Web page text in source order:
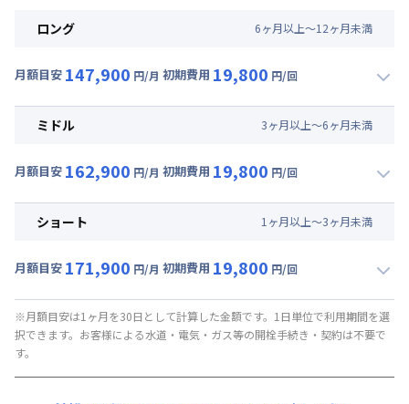
ロング 6ヶ月以上～12ヶ月未満
月額目安 147,900 円/月 初期費用 19,800 円/回
月額賃料目安(30日利用)
光熱費他 : 24,000円/月 (800円/日) (税抜)
その他費用 :
初期費用
ミドル 3ヶ月以上～6ヶ月未満
月額目安 162,900 円/月 初期費用 19,800 円/回
月額賃料目安(30日利用)
光熱費他 : 24,000円/月 (800円/日) (税抜)
その他費用 :
火災保険料: 1,500円/月
初期費用
ショート 1 ヶ月以上～3ヶ月未満
月額目安 171,900 円/月 初期費用 19,800 円/回
月額賃料目安(30日利用)
賃料 : 144,000円/月 (4,800円/日)
光熱費他 :
※月額目安は1ヶ月を30日として計算した金額です。1日単位で利用期間を選
択できます。お客様による水道・電気・ガス等の開栓手続き・契約は不要で
す。